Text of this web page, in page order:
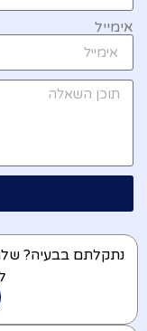
אימייל
נתקלתם בבעיה?